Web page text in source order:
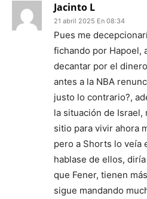
Jacinto L
21 abril 2025 En 08:34
Pues me
fichando por Hapoel,
decantar por el
antes a la NBA
justo lo contrario?,
la situación de Israel,
sitio para vivir ahora
pero a Shorts lo veía
hablase de ellos,
que Fener, tienen
sigue mandando